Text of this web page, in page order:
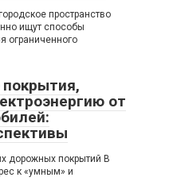
пространство
ищут способы
ограниченного
от
дорожных покрытий В
к «умным» и